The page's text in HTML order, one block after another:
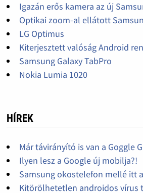
Igazán erős kamera az új
Optikai zoom-al ellátott
LG Optimus
Kiterjesztett valóság Android
Samsung Galaxy TabPro
Nokia Lumia 1020
HÍREK
Már távirányító is van a Goggle
Ilyen lesz a Google új mobilja?!
Samsung okostelefon mellé itt
Kitörölhetetlen androidos vírus